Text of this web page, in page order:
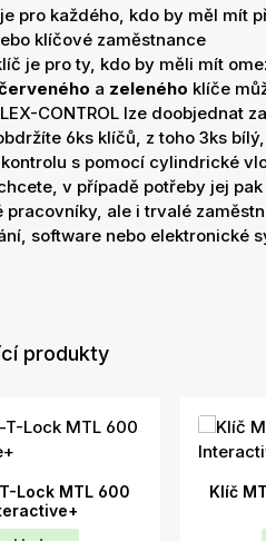
pro každého, kdo by měl mít
klíčové zaměstnance
je pro ty, kdo by měli mít
a zeleného klíče
CONTROL lze doobjednat
6ks klíčů, z toho 3ks
s pomocí cylindrické
v případě potřeby jej
pracovníky, ale i trvalé
software nebo elektronické
produkty
Lock MTL 600
Klíč